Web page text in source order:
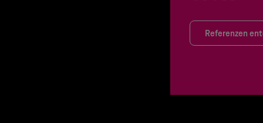
Referenzen